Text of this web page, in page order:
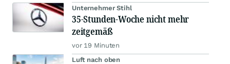
Unternehmer Stihl
35-Stunden-Woche nicht mehr
zeitgemäß
vor 19 Minuten
Luft nach oben